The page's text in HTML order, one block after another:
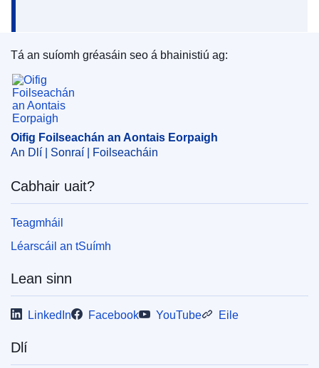
Oifig Foilseachán an Aontais Eorpaigh
Tá an suíomh gréasáin seo á bhainistiú ag:
Oifig Foilseachán an Aontais Eorpaigh
An Dlí | Sonraí | Foilseacháin
Cabhair uait?
Teagmháil
Léarscáil an tSuímh
Lean sinn
LinkedIn Facebook YouTube Eile
Dlí